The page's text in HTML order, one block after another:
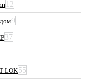
12
9
37
LOK55